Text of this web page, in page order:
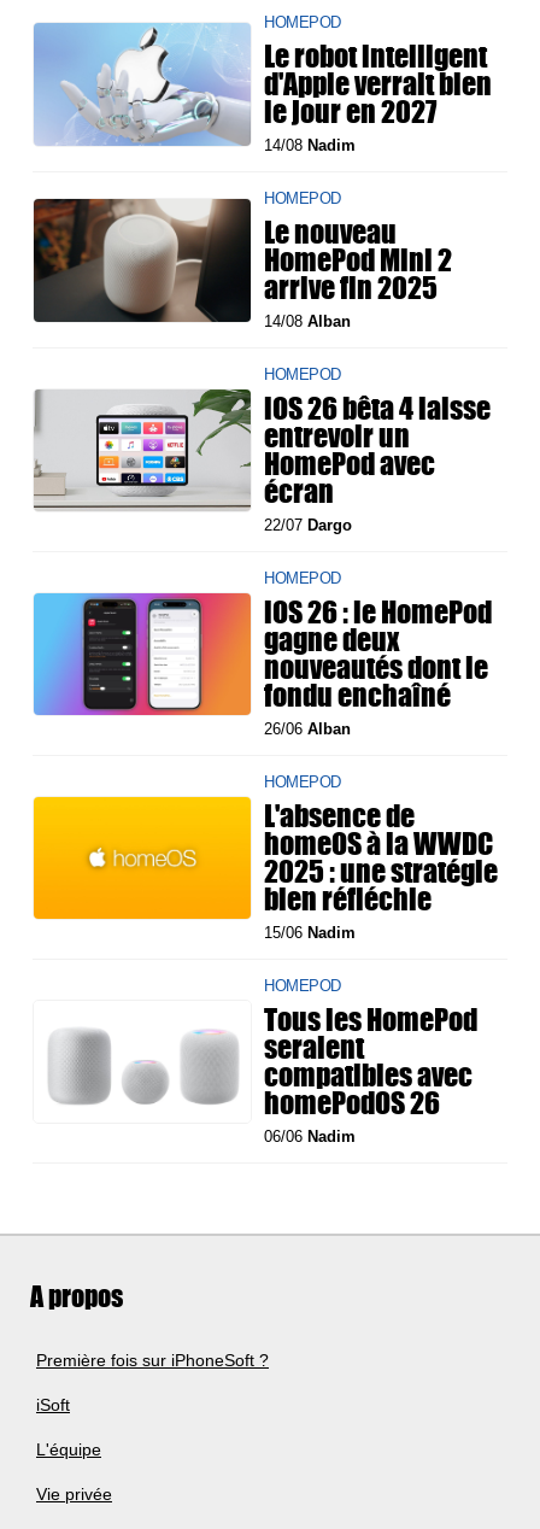
HOMEPOD
Le robot intelligent
d'Apple verrait bien
le jour en 2027
14/08 Nadim
HOMEPOD
Le nouveau
HomePod Mini 2
arrive fin 2025
14/08Alban
HOMEPOD
iOS 26 bêta 4 laisse
entrevoir un
HomePod avec
écran
22/07 Dargo
HOMEPOD
iOS 26 : le HomePod
gagne deux
nouveautés dont le
fondu enchaîné
26/06Alban
HOMEPOD
L'absence de
homeOS à la WWDC
2025 : une stratégie
bien réfléchie
15/06 Nadim
HOMEPOD
Tous les HomePod
seraient
compatibles avec
homePodOS 26
06/06 Nadim
A propos
Première fois sur iPhoneSoft ?
iSoft
L'équipe
Vie privée